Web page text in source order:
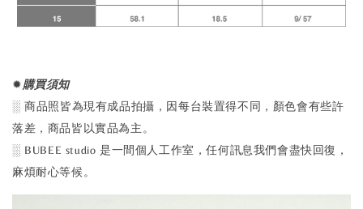
✹購買須知
░ 商品照皆為現有成品拍攝，因每台裝置得不同，顏色會有些許
落差，商品皆以實品為主。
░ BUBEE studio 是一間個人工作室，任何訊息我們會盡快回復，
麻煩耐心等候。